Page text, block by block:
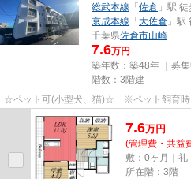
総武本線 「佐倉 」駅
京成本線 「大佐倉 」駅
千葉県佐倉市山崎
7.6万円
築年数：築48年 ｜募集
階数：3階建
☆ペット可(小型犬、猫)☆ ※ペット飼育時
7.6万円
(管理費・共益
敷：0ヶ月｜礼
所在階：3階